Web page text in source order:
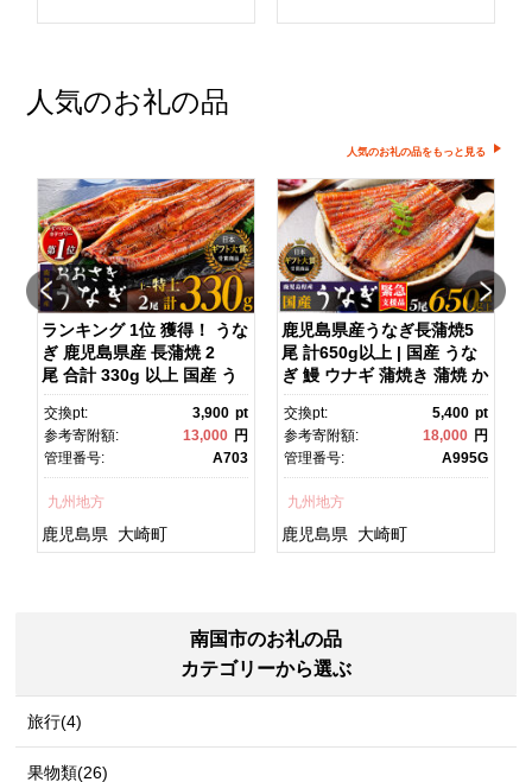
人気のお礼の品
人気のお礼の品をもっと見る
ランキング 1位 獲得！ うな
ぎ 鹿児島県産 長蒲焼 2
尾 合計 330g 以上 国産 う
なぎ 鰻 ウナギ 蒲焼き 蒲
焼 かばやき 魚 魚介 魚貝 海
鮮 うな重 ひつまぶし 蒲
焼 訳あり ギフト 人気 おす
半島 A703
交換pt: 3,900 pt
参考寄附額:
13,000 円
管理番号:
A703
九州地方
鹿児島県 大崎町
鹿児島県産うなぎ長蒲焼5
尾 計650g以上 | 国産 うな
ぎ 鰻 ウナギ 蒲焼き 蒲焼 か
ばやき unagi うなぎ蒲
焼 土用丑の日 土用の丑の
日 丑の日 魚 魚介 魚貝 海
鮮 うな重 蒲焼 訳あり ギフ
県 大崎町 大隅半
島 A995G 【会員限定のお
礼の品】【うなぎ蒲焼 国
交換pt: 5,400 pt
参考寄附額:
18,000 円
管理番号:
A995G
九州地方
鹿児島県 大崎町
南国市のお礼の品
カテゴリーから選ぶ
旅行(4)
果物類(26)